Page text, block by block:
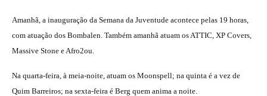
Amanhã, a inauguração da Semana da Juventude acontece pelas 19 horas,
com atuação dos Bombalen. Também amanhã atuam os ATTIC, XP Covers,
Massive Stone e Afro2ou.
Na quarta-feira, à meia-noite, atuam os Moonspell; na quinta é a vez de
Quim Barreiros; na sexta-feira é Berg quem anima a noite.